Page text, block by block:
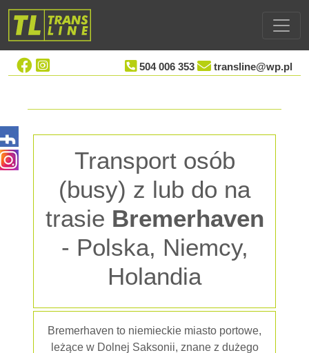
504 006 353 transline@wp.pl
Transport osób
(busy) z lub do na
trasie Bremerhaven
- Polska, Niemcy,
Holandia
Bremerhaven to niemieckie miasto portowe,
leżące w Dolnej Saksonii, znane z dużego